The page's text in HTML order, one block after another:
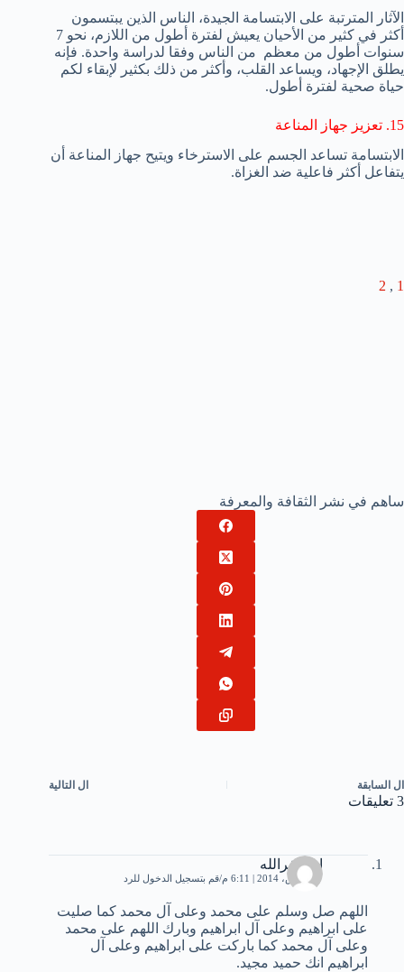
الآثار المترتبة على الابتسامة الجيدة، الناس الذين يبتسمون
أكثر في كثير من الأحيان يعيش لفترة أطول من اللازم، نحو 7
سنوات أطول من معظم من الناس وفقا لدراسة واحدة. فإنه
يطلق الإجهاد، ويساعد القلب، و أكثر من ذلك بكثير لإبقاء لكم
حياة صحية لفترة أطول.
15. تعزيز جهاز المناعة
الابتسامة تساعد الجسم على الاسترخاء ويتيح جهاز المناعة أن
يتفاعل أكثر فاعلية ضد الغزاة.
1
,
2
ساهم في نشر الثقافة والمعرفة
ال السابقة ال التالية
3 تعليقات
استغفرالله
27 مارس، 2014 | 6:11 م قم بتسجيل الدخول للرد
اللهم صل وسلم على محمد وعلى آل محمد كما صليت
على ابراهيم وعلى آل ابراهيم وبارك اللهم على محمد
وعلى آل محمد كما باركت على ابراهيم وعلى آل
ابراهيم انك حميد مجيد.